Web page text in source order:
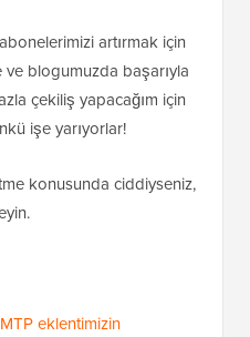
artırmak için
blogumuzda başarıyla
çekiliş yapacağım için
işe yarıyorlar!
konusunda ciddiyseniz,
eklentimizin